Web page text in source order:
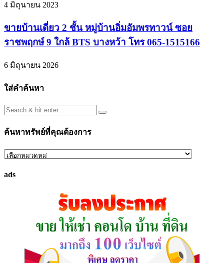
4 มิถุนายน 2023
ขายบ้านเดี่ยว 2 ชั้น หมู่บ้านอิ่มอัมพรทาวน์ ซอย
ราชพฤกษ์ 9 ใกล้ BTS บางหว้า โทร 065-1515166
6 มิถุนายน 2026
ใส่คำค้นหา
ค้นหาทรัพย์ที่คุณต้องการ
ค้นหา
ที่
ads